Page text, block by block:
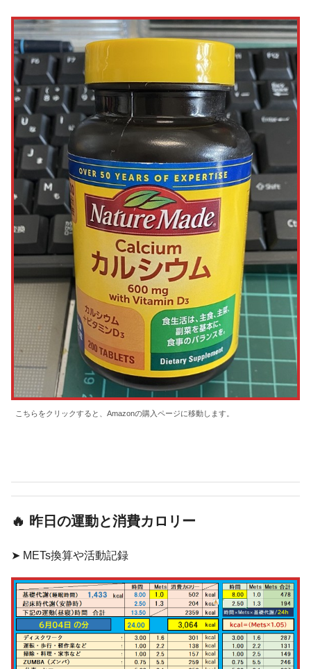
こちらをクリックすると、Amazonの購入ページに移動します。
🔥 昨日の運動と消費カロリー
➤ METs換算や活動記録